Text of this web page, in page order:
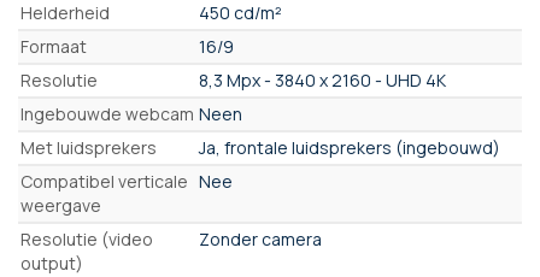
Helderheid
450 cd/m²
Formaat
16/9
Resolutie
8,3 Mpx - 3840 x 2160 - UHD 4K
Ingebouwde webcam Neen
Met luidsprekers
Ja, frontale luidsprekers (ingebouwd)
Compatibel verticale
weergave
Nee
Resolutie (video
output)
Zonder camera